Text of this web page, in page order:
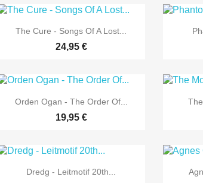
 Vorschau
The Cure - Songs Of A Lost...
24,95 €
 Vorschau
Orden Ogan - The Order Of...
19,95 €
 Vorschau
Dredg - Leitmotif 20th...